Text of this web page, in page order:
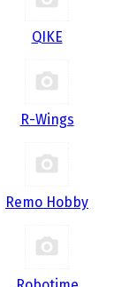
QIKE
R-Wings
Remo Hobby